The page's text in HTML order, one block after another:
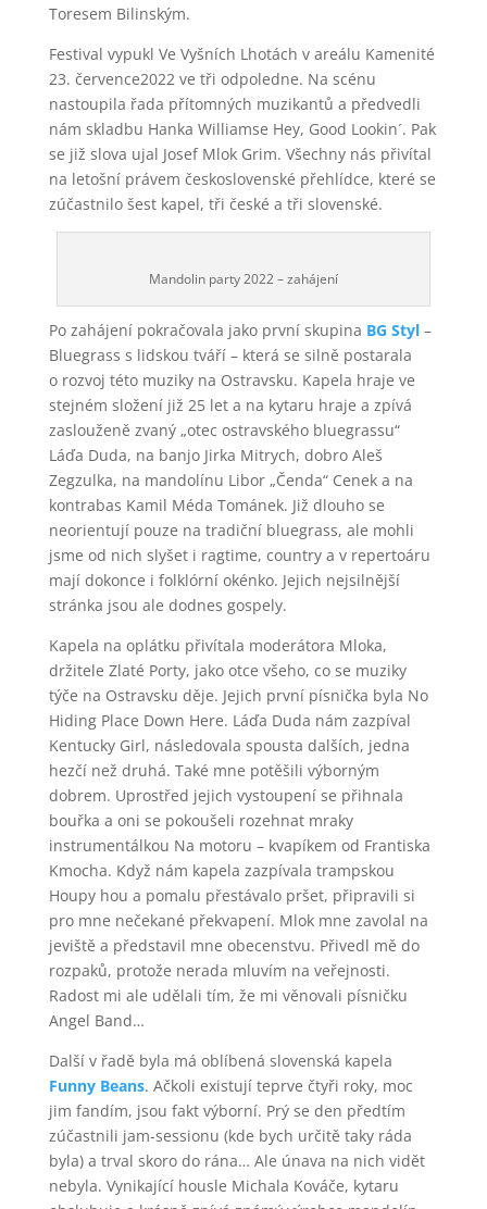
Toresem Bilinským.
Festival vypukl Ve Vyšních Lhotách v areálu Kamenité
23. července2022 ve tři odpoledne. Na scénu
nastoupila řada přítomných muzikantů a předvedli
nám skladbu Hanka Williamse Hey, Good Lookin´. Pak
se již slova ujal Josef Mlok Grim. Všechny nás přivítal
na letošní právem československé přehlídce, které se
zúčastnilo šest kapel, tři české a tři slovenské.
Mandolin party 2022 – zahájení
Po zahájení pokračovala jako první skupina BG Styl–
Bluegrass s lidskou tváří – která se silně postarala
o rozvoj této muziky na Ostravsku. Kapela hraje ve
stejném složení již 25 let a na kytaru hraje a zpívá
zaslouženě zvaný „otec ostravského bluegrassu“
Láďa Duda, na banjo Jirka Mitrych, dobro Aleš
Zegzulka, na mandolínu Libor „Čenda“ Cenek a na
kontrabas Kamil Méda Tománek. Již dlouho se
neorientují pouze na tradiční bluegrass, ale mohli
jsme od nich slyšet i ragtime, country a v repertoáru
mají dokonce i folklórní okénko. Jejich nejsilnější
stránka jsou ale dodnes gospely.
Kapela na oplátku přivítala moderátora Mloka,
držitele Zlaté Porty, jako otce všeho, co se muziky
týče na Ostravsku děje. Jejich první písnička byla No
Hiding Place Down Here. Láďa Duda nám zazpíval
Kentucky Girl, následovala spousta dalších, jedna
hezčí než druhá. Také mne potěšili výborným
dobrem. Uprostřed jejich vystoupení se přihnala
bouřka a oni se pokoušeli rozehnat mraky
instrumentálkou Na motoru – kvapíkem od Frantiska
Kmocha. Když nám kapela zazpívala trampskou
Houpy hou a pomalu přestávalo pršet, připravili si
pro mne nečekané překvapení. Mlok mne zavolal na
jeviště a představil mne obecenstvu. Přivedl mě do
rozpaků, protože nerada mluvím na veřejnosti.
Radost mi ale udělali tím, že mi věnovali písničku
Angel Band…
Další v řadě byla má oblíbená slovenská kapela
Funny Beans. Ačkoli existují teprve čtyři roky, moc
jim fandím, jsou fakt výborní. Prý se den předtím
zúčastnili jam-sessionu (kde bych určitě taky ráda
byla) a trval skoro do rána… Ale únava na nich vidět
nebyla. Vynikající housle Michala Kováče, kytaru